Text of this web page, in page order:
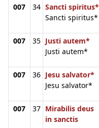
007 34 Sancti spiritus*
Sancti spiritus*
007 35 Justi autem*
Justi autem*
007 36 Jesu salvator*
Jesu salvator*
007 37 Mirabilis deus
in sanctis